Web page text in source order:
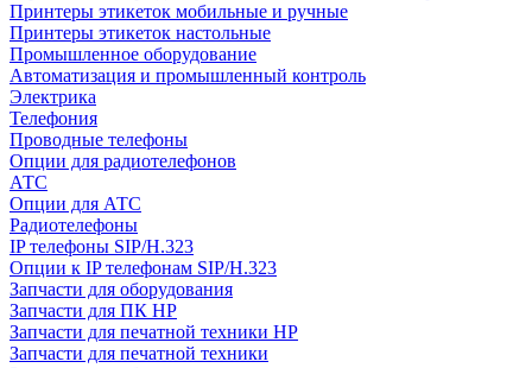
Принтеры этикеток мобильные и ручные
Принтеры этикеток настольные
Промышленное оборудование
Автоматизация и промышленный контроль
Электрика
Телефония
Проводные телефоны
Опции для радиотелефонов
АТС
Опции для АТС
Радиотелефоны
IP телефоны SIP/H.323
Опции к IP телефонам SIP/H.323
Запчасти для оборудования
Запчасти для ПК HP
Запчасти для печатной техники HP
Запчасти для печатной техники